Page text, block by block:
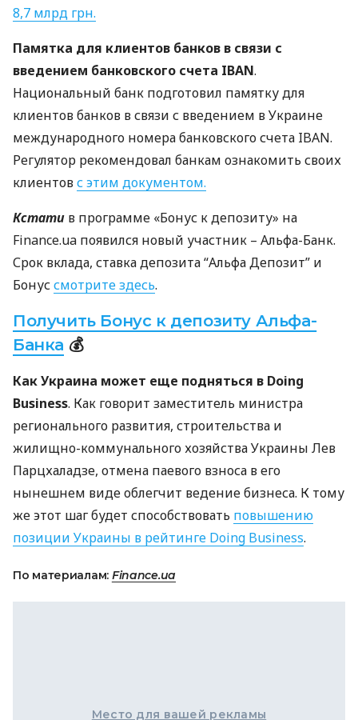
8,7 млрд грн.
Памятка для клиентов банков в связи с
введением банковского счета IBAN.
Национальный банк подготовил памятку для
клиентов банков в связи с введением в Украине
международного номера банковского счета IBAN.
Регулятор рекомендовал банкам ознакомить своих
клиентовс этим документом.
Кстати в программе «Бонус к депозиту» на
Finance.ua появился новый участник – Альфа-Банк.
Срок вклада, ставка депозита “Альфа Депозит” и
Бонуссмотрите здесь.
Получить Бонус к депозиту Альфа-
Банка 💰
Как Украина может еще подняться в Doing
Business. Как говорит заместитель министра
регионального развития, строительства и
жилищно-коммунального хозяйства Украины Лев
Парцхаладзе, отмена паевого взноса в его
нынешнем виде облегчит ведение бизнеса. К тому
же этот шаг будет способствовать повышению
позиции Украины в рейтинге Doing Business.
По материалам: Finance.ua
Место для вашей рекламы